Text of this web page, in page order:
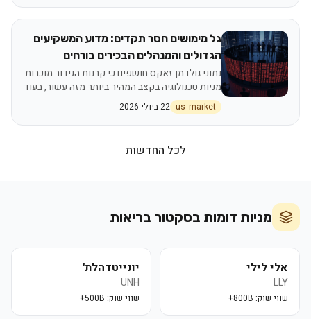
גל מימושים חסר תקדים: מדוע המשקיעים
הגדולים והמנהלים הבכירים בורחים
מהבורסה?
נתוני גולדמן זאקס חושפים כי קרנות הגידור מוכרות
מניות טכנולוגיה בקצב המהיר ביותר מזה עשור, בעוד
בכירי החברות מממשים אחזקות במיליארדי דולרים
us_market 22 ביולי 2026
לכל החדשות
מניות דומות בסקטור בריאות
אלי לילי
LLY
שווי שוק: 800B+
יונייטדהלת'
UNH
שווי שוק: 500B+